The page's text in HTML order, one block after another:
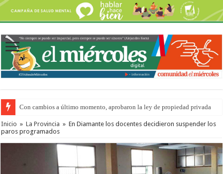
Con cambios a último momento, aprobaron la ley de propiedad privada
Adopción en Entre Ríos: el 35% de los 90 niños, niñas y adolescentes que
Inicio » La Provincia » En Diamante los docentes decidieron suspender los
paros programados